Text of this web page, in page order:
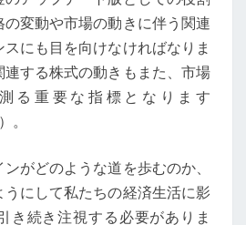
の変動や市場の動きに伴う関連
にも目を向けなければなりま
する株式の動きもまた、市場
る重要な指標となります
。
がどのような道を歩むのか、
にして私たちの経済生活に影
き続き注視する必要がありま